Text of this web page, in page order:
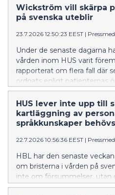
on asetettu etusijalle.
Wickström vill skärpa
på svenska uteblir
23.7.2026 12:50:23 EEST |
Under de senaste dagarna
vården inom HUS varit
rapporterat om flera fall där
ordnats enligt patienternas
HUS lever inte upp till
kartläggning av
språkkunskaper behövs
22.7.2026 10:56:36 EEST |
HBL har den senaste
om bristerna i vården på
inte om försummelser, utan
med språklagstiftningen.